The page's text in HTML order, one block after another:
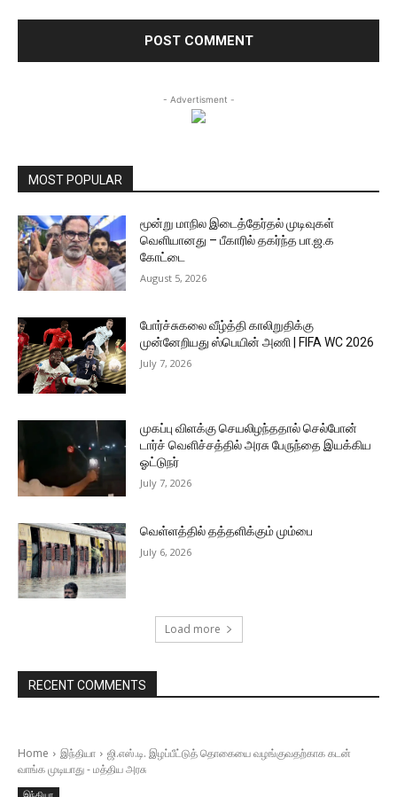
- Advertisment -
MOST POPULAR
மூன்று மாநில இடைத்தேர்தல் முடிவுகள்
வெளியானது – பீகாரில் தகர்ந்த பா.ஜ.க
கோட்டை
August 5, 2026
போர்ச்சுகலை வீழ்த்தி காலிறுதிக்கு
முன்னேறியது ஸ்பெயின் அணி | FIFA WC 2026
July 7, 2026
முகப்பு விளக்கு செயலிழந்ததால் செல்போன்
டார்ச் வெளிச்சத்தில் அரசு பேருந்தை இயக்கிய
ஓட்டுநர்
July 7, 2026
வெள்ளத்தில் தத்தளிக்கும் மும்பை
July 6, 2026
Load more
RECENT COMMENTS